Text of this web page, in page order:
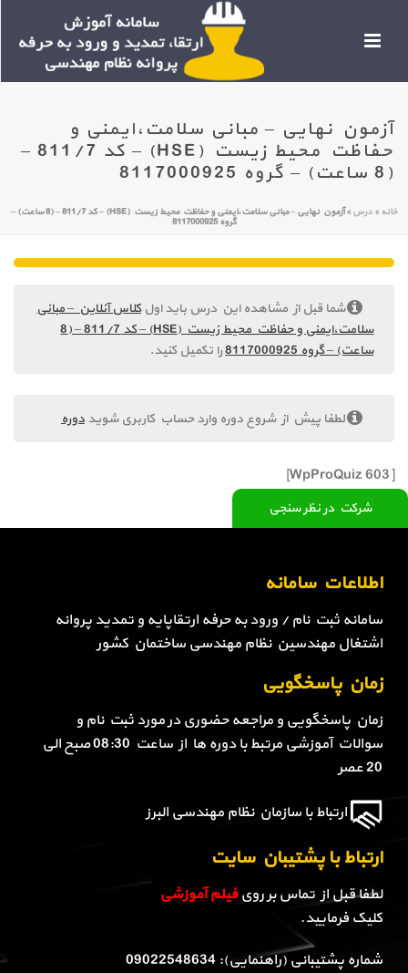
آزمون نهایی – مبانی سلامت،ایمنی و
حفاظت محیط زیست (HSE) – کد 811/7 –
(8 ساعت) – گروه 8117000925
خانه » درس » آزمون نهایی – مبانی سلامت،ایمنی و حفاظت محیط زیست (HSE) – کد 811/7 – (8 ساعت) –
گروه 8117000925
شرکت در نظر سنجی
شما قبل از مشاهده این درس باید اولکلاس آنلاین – مبانی
سلامت،ایمنی و حفاظت محیط زیست (HSE) – کد 811/7 – (8
ساعت) – گروه 8117000925
را تکمیل کنید.
لطفا پیش از شروع دوره وارد حساب کاربری شویددوره
[WpProQuiz 603]
اطلاعات سامانه
سامانه ثبت نام / ورود به حرفه ارتقاپایه و تمدید پروانه
اشتغال مهندسین نظام مهندسی ساختمان کشور
زمان پاسخگویی
زمان پاسخگویی و مراجعه حضوری در مورد ثبت نام و
سوالات آموزشی مرتبط با دوره ها از ساعت 08:30 صبح الی
20 عصر
ارتباط با سازمان نظام مهندسی البرز
ارتباط با پشتیبان سایت
لطفا قبل از تماس بر رویفیلم آموزشی
کلیک فرمایید.
شماره پشتیبانی (راهنمایی): 09022548634